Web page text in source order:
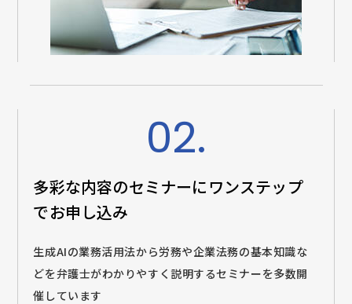
02.
多彩な内容のセミナーにワンステップ
でお申し込み
生成AIの業務活用法から労務や企業法務の基本知識な
どを弁護士がわかりやすく説明するセミナーを多数開
催しています